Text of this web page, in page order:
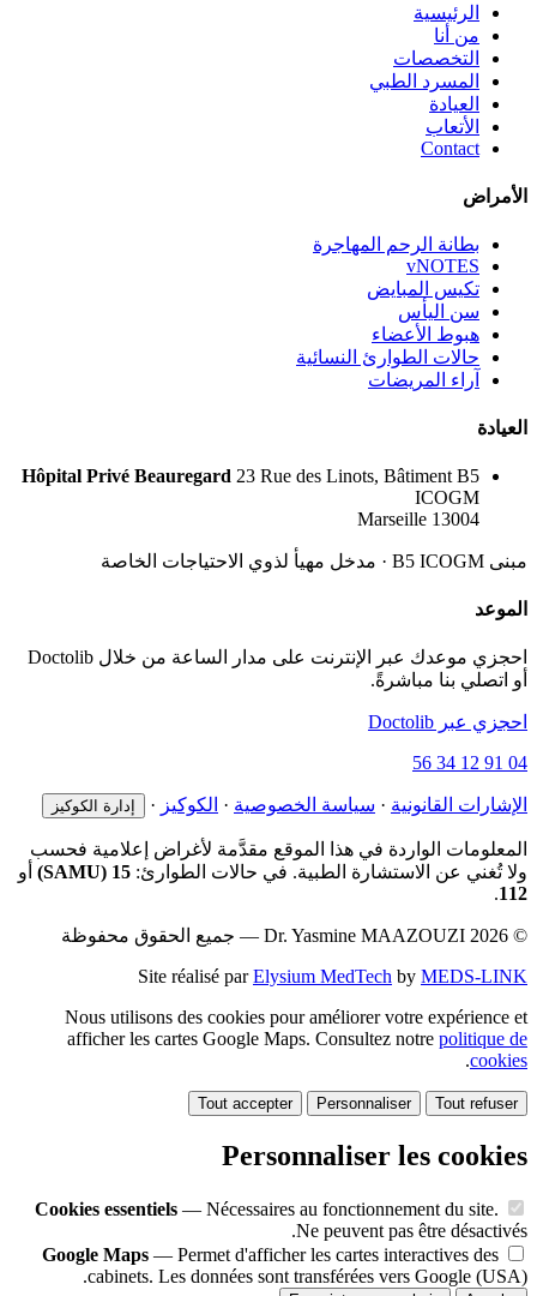
الرئيسية
من أنا
التخصصات
المسرد الطبي
العيادة
الأتعاب
Contact
الأمراض
بطانة الرحم المهاجرة
vNOTES
تكيس المبايض
سن اليأس
هبوط الأعضاء
حالات الطوارئ النسائية
آراء المريضات
العيادة
Hôpital Privé Beauregard 23 Rue des Linots, Bâtiment B5
ICOGM
13004 Marseille
مبنى B5 ICOGM · مدخل مهيأ لذوي الاحتياجات الخاصة
الموعد
احجزي موعدك عبر الإنترنت على مدار الساعة من خلال Doctolib
أو اتصلي بنا مباشرةً.
احجزي عبر Doctolib
04 91 12 34 56
الإشارات القانونية · سياسة الخصوصية · الكوكيز · إدارة الكوكيز
المعلومات الواردة في هذا الموقع مقدَّمة لأغراض إعلامية فحسب
ولا تُغني عن الاستشارة الطبية. في حالات الطوارئ: 15 (SAMU)
أو
112
.
© 2026 Dr. Yasmine MAAZOUZI — جميع الحقوق محفوظة
Site réalisé parElysium MedTech by MEDS-LINK
Nous utilisons des cookies pour améliorer votre expérience et
afficher les cartes Google Maps. Consultez notre politique de
cookies
.
Tout refuser
Personnaliser
Tout accepter
Personnaliser les cookies
Cookies essentiels — Nécessaires au fonctionnement du site.
Ne peuvent pas être désactivés.
Google Maps — Permet d'afficher les cartes interactives des
cabinets. Les données sont transférées vers Google (USA).